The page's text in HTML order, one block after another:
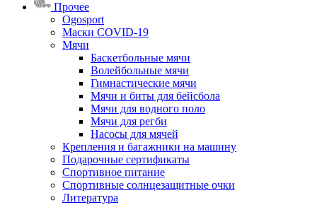
Прочее
Ogosport
Маски COVID-19
Мячи
Баскетбольные мячи
Волейбольные мячи
Гимнастические мячи
Мячи и биты для бейсбола
Мячи для водного поло
Мячи для регби
Насосы для мячей
Крепления и багажники на машину
Подарочные сертификаты
Спортивное питание
Спортивные солнцезащитные очки
Литература